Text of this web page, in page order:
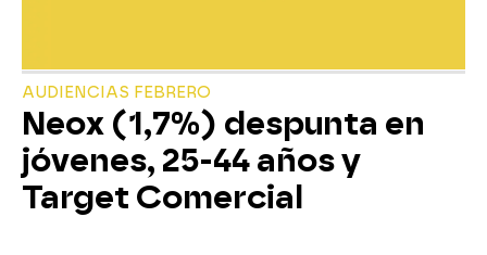
AUDIENCIAS FEBRERO
Neox (1,7%) despunta en
jóvenes, 25-44 años y
Target Comercial